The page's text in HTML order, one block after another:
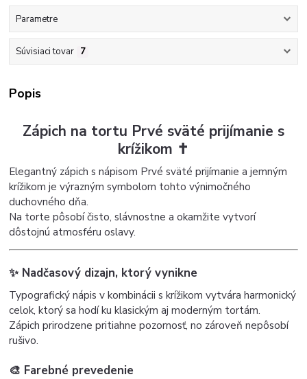
Parametre
Súvisiaci tovar 7
Popis
Zápich na tortu Prvé sväté prijímanie s
krížikom ✝️
Elegantný zápich s nápisom Prvé sväté prijímanie a jemným
krížikom je výrazným symbolom tohto výnimočného
duchovného dňa.
Na torte pôsobí čisto, slávnostne a okamžite vytvorí
dôstojnú atmosféru oslavy.
✨ Nadčasový dizajn, ktorý vynikne
Typografický nápis v kombinácii s krížikom vytvára harmonický
celok, ktorý sa hodí ku klasickým aj moderným tortám.
Zápich prirodzene pritiahne pozornosť, no zároveň nepôsobí
rušivo.
🎨 Farebné prevedenie